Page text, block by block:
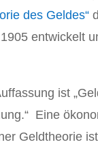
des Geldes“
entwickelt
ist
Eine
Geldtheorie